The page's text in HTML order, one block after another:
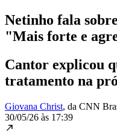
Netinho fala
"Mais forte e
Cantor explicou
tratamento na
Giovana Christ, da CNN
30/05/26 às 17:39